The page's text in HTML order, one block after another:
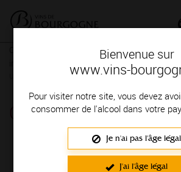
Bienvenue sur
www.vins-
Pour visiter notre site, vous devez
consommer de l'alcool dans votre
Je n'ai pas l'âge légal
J'ai l'âge légal
Les meilleurs
Au quotidien
un vin de Bourgogne
Quiche Lorraine